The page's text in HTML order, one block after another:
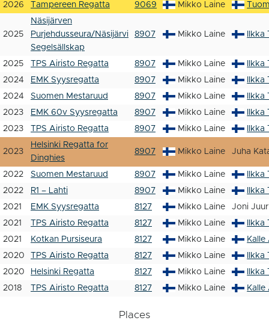
2026 Tampereen Regatta 9069 Mikko Laine
2025
Näsijärven
Purjehdusseura/Näsijärvi
Segelsällskap
8907 Mikko Laine
2025 TPS Airisto Regatta 8907 Mikko Laine
2024
EMK Syysregatta 8907 Mikko Laine
2024
Suomen Mestaruud 8907 Mikko Laine
2023
EMK 60v Syysregatta 8907 Mikko Laine
2023
TPS Airisto Regatta 8907 Mikko Laine
2023
Helsinki Regatta for
Dinghies
8907 Mikko Laine Juha
2022 Suomen Mestaruud 8907 Mikko Laine
2022
R1 – Lahti 8907 Mikko Laine
2021
EMK Syysregatta 8127 Mikko Laine
Joni
2021
TPS Airisto Regatta 8127 Mikko Laine
2021
Kotkan Pursiseura 8127 Mikko Laine
Kalle
2020
TPS Airisto Regatta 8127 Mikko Laine
2020
Helsinki Regatta 8127 Mikko Laine
2018
TPS Airisto Regatta 8127 Mikko Laine Kalle
Places